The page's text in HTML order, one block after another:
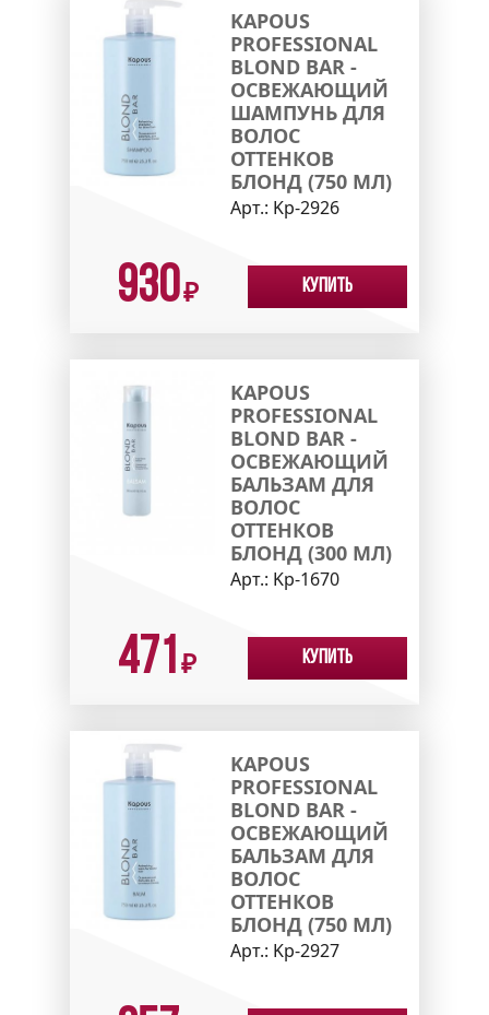
KAPOUS
PROFESSIONAL
BLOND BAR -
ОСВЕЖАЮЩИЙ
ШАМПУНЬ ДЛЯ
ВОЛОС
ОТТЕНКОВ
БЛОНД (750 МЛ)
Арт.: Kp-2926
930₽ Купить
KAPOUS
PROFESSIONAL
BLOND BAR -
ОСВЕЖАЮЩИЙ
БАЛЬЗАМ ДЛЯ
ВОЛОС
ОТТЕНКОВ
БЛОНД (300 МЛ)
Арт.: Kp-1670
471 ₽ Купить
KAPOUS
PROFESSIONAL
BLOND BAR -
ОСВЕЖАЮЩИЙ
БАЛЬЗАМ ДЛЯ
ВОЛОС
ОТТЕНКОВ
БЛОНД (750 МЛ)
Арт.: Kp-2927